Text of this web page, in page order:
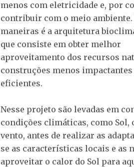
menos com eletricidade e, por
contribuir com o meio ambiente.
maneiras é a arquitetura
que consiste em obter melhor
aproveitamento dos recursos
construções menos impactantes
eficientes.
Nesse projeto são levadas em
condições climáticas, como Sol,
vento, antes de realizar as
se as características locais e as
aproveitar o calor do Sol para